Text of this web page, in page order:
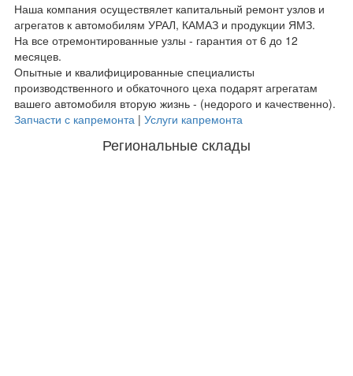
Наша компания осуществялет капитальный ремонт узлов и
агрегатов к автомобилям УРАЛ, КАМАЗ и продукции ЯМЗ.
На все отремонтированные узлы - гарантия от 6 до 12
месяцев.
Опытные и квалифицированные специалисты
производственного и обкаточного цеха подарят агрегатам
вашего автомобиля вторую жизнь - (недорого и качественно).
Запчасти с капремонта | Услуги капремонта
Региональные склады